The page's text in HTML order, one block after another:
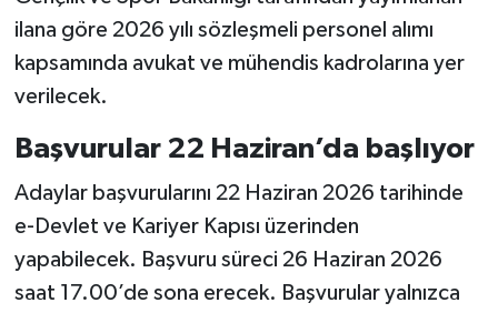
ilana göre 2026 yılı sözleşmeli personel alımı
kapsamında avukat ve mühendis kadrolarına yer
verilecek.
Başvurular 22 Haziran’da başlıyor
Adaylar başvurularını 22 Haziran 2026 tarihinde
e-Devlet ve Kariyer Kapısı üzerinden
yapabilecek. Başvuru süreci 26 Haziran 2026
saat 17.00’de sona erecek. Başvurular yalnızca